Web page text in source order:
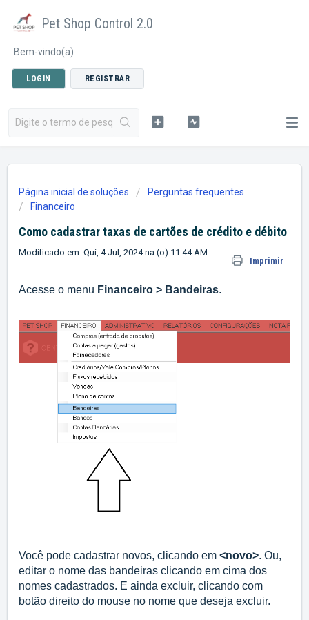
Pet Shop Control 2.0
Bem-vindo(a)
LOGIN REGISTRAR
Página inicial de soluções
Perguntas frequentes
Financeiro
Como cadastrar taxas de cartões de crédito e débito
Imprimir
Modificado em: Qui, 4 Jul, 2024 na (o) 11:44 AM
Acesse o menu Financeiro > Bandeiras.
Você pode cadastrar novos, clicando em <novo>. Ou,
editar o nome das bandeiras clicando em cima dos
nomes cadastrados. E ainda excluir, clicando com
botão direito do mouse no nome que deseja excluir.